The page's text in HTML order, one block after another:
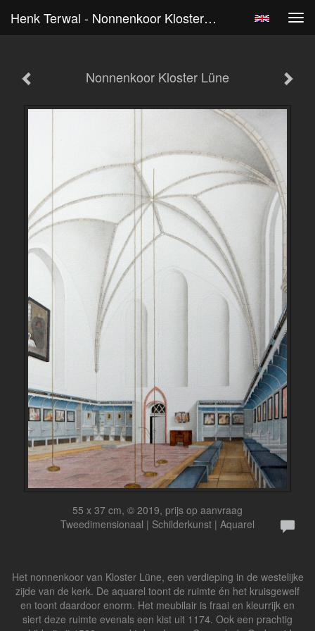
Henk Terwal - Nonnenkoor Kloster Lüne
Nonnenkoor Kloster Lüne
55 x 37 cm, © 2019, prijs op aanvraag
Tweedimensionaal | Schilderkunst | Aquarel
Het nonnenkoor van Kloster Lüne, een verdieping in de westelijke
zijde van de kerk. De aquarel toont de ruimte én het kruisgewelf
en toont daardoor enorm. Het meubilair is fraai en kleurrijk en
siert deze ruimte evenals een kist uit 1174. Ook een prachtig